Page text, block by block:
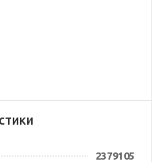
2379105